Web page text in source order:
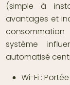
(simple à
avantages et
système
automatisé
Wi-Fi :